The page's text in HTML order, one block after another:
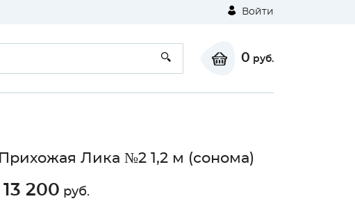
Войти
0 руб.
Прихожая Лика №2 1,2 м (сонома)
13 200 руб.